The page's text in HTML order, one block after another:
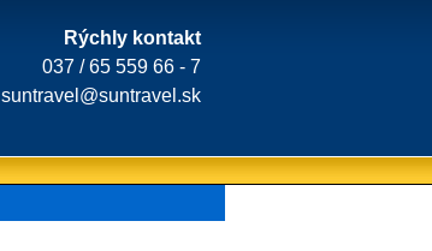
Rýchly kontakt
037 / 65 559 66 - 7
suntravel@suntravel.sk